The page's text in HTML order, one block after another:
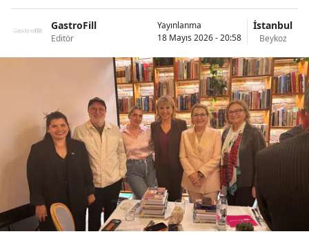
GastroFill
Editör
Yayınlanma
18 Mayıs 2026 - 20:58
İstanbul
Beykoz